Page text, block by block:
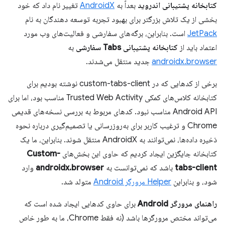
کتابخانه پشتیبانی اندروید بعداً به AndroidX تغییر نام داد که خود
بخشی از یک تلاش بزرگتر برای بهبود تجربه توسعه دهندگان به نام
JetPack است. بنابراین، برگه‌های سفارشی و فعالیت‌های وب مورد
اعتماد باید از کتابخانه پشتیبانی Tabs سفارشی
به
androidx.browser جدید منتقل می‌شدند.
برخی از کدهایی که در custom-tabs-client نوشته بودیم برای
کتابخانه کلاس‌های کمکی Trusted Web Activity مناسب بود، اما برای
Android API مناسب نبود. کدهای مربوط به بررسی نسخه‌های قدیمی
Chrome و ترغیب کاربر برای به‌روزرسانی یا تصمیم‌گیری درباره نحوه
ذخیره داده‌ها، نمی‌توانند به AndroidX منتقل شوند. بنابراین، ما یک
کتابخانه جایگزین ایجاد کردیم که حاوی این بخش‌های Custom-
tabs-client باشد که نمی‌توانست به androidx.browser وارد
شود، و بنابراین Helper مرورگر Android متولد شد.
راهنمای مرورگر Android
برای حاوی کدهایی ایجاد شده است که
می‌تواند مختص مرورگرها باشد (نه فقط Chrome، ما به طور خاص